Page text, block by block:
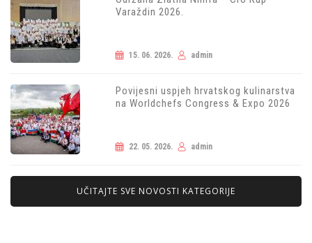
Varaždin 2026.
15. 06. 2026. admin
Povijesni uspjeh hrvatskog kulinarstva
na Worldchefs Congress & Expo 2026
22. 05. 2026. admin
UČITAJTE SVE NOVOSTI KATEGORIJE